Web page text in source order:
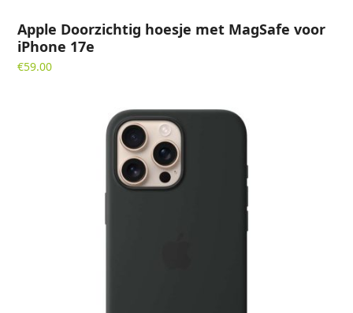
Apple Doorzichtig hoesje met MagSafe voor
iPhone 17e
€59.00